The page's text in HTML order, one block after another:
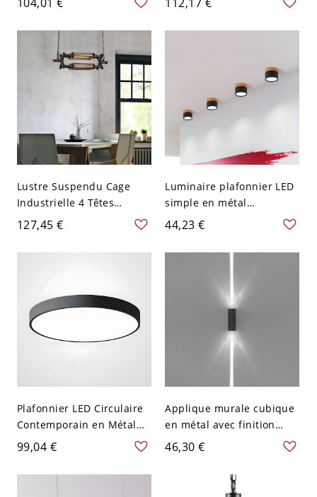
120 V Gradation à trois
niveaux Ovale
Noir 110 V-120 V
Gradation à trois niveaux
Lustre Suspendu Cage
Industrielle 4 Têtes
Métallique avec Tuyau et
Valve en Noir
127,45 €
Luminaire plafonnier LED
simple en métal
cylindrique pour couloir -
Noir 110 V-120 V
44,23 €
Plafonnier LED Circulaire
Contemporain en Métal
Luminaire Encastré pour
Chambre - Noir 110 V-120
V 22,86 cm Blanc
99,04 €
Applique murale cubique
en métal avec finition
noire minimaliste à deux
têtes, équipée d'un
éclairage LED blanc vers
le haut et vers le bas
46,30 €